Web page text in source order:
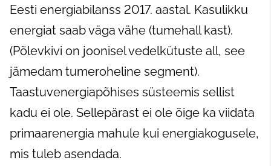
Eesti energiabilanss 2017. aastal. Kasulikku
energiat saab väga vähe (tumehall kast).
(Põlevkivi on joonisel vedelkütuste all, see
jämedam tumeroheline segment).
Taastuvenergiapõhises süsteemis sellist
kadu ei ole. Sellepärast ei ole õige ka viidata
primaarenergia mahule kui energiakogusele,
mis tuleb asendada.